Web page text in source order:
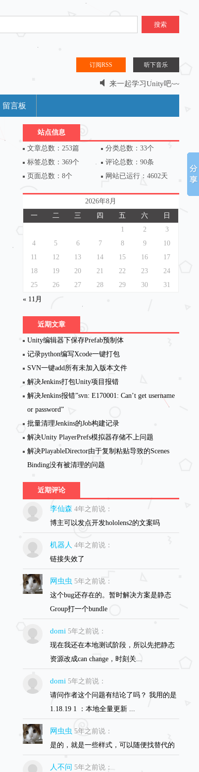
搜索
听下音乐
订阅RSS
来一起学习Unity吧~~
分享是什么？分享是一种乐趣。。。
留言板
站点信息
文章总数：253篇
分类总数：33个
标签总数：369个
评论总数：90条
页面总数：8个
网站已运行：4602天
2026年8月
一
二 三 四 五 六
日
1
2
3
4
5 6 7 8 9
10
11
12 13 14 15 16
17
18
19 20 21 22 23
24
25
26 27 28 29 30
31
« 11月
近期文章
Unity编辑器下保存Prefab预制体
记录python编写Xcode一键打包
SVN一键add所有未加入版本文件
解决Jenkins打包Unity项目报错
解决Jenkins报错”svn: E170001: Can’t get username
or password”
批量清理Jenkins的Job构建记录
解决Unity PlayerPrefs模拟器存储不上问题
解决PlayableDirector由于复制粘贴导致的Scenes
Binding没有被清理的问题
近期评论
李仙森 4年之前说：
博主可以发点开发hololens2的文案吗
机器人 4年之前说：
链接失效了
网虫虫 5年之前说：
这个bug还存在的。暂时解决方案是静态
Group打一个bundle
domi 5年之前说：
现在我还在本地测试阶段，所以先把静态
资源改成can change，时刻关...
domi 5年之前说：
请问作者这个问题有结论了吗？ 我用的是
1.18.19 1 ：本地全量更新 ...
网虫虫 5年之前说：
是的，就是一些样式，可以随便找替代的
人不问 5年之前说：